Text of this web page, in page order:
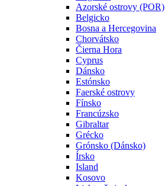
Azorské ostrovy (POR)
Belgicko
Bosna a Hercegovina
Chorvátsko
Čierna Hora
Cyprus
Dánsko
Estónsko
Faerské ostrovy
Fínsko
Francúzsko
Gibraltar
Grécko
Grónsko (Dánsko)
Írsko
Island
Kosovo